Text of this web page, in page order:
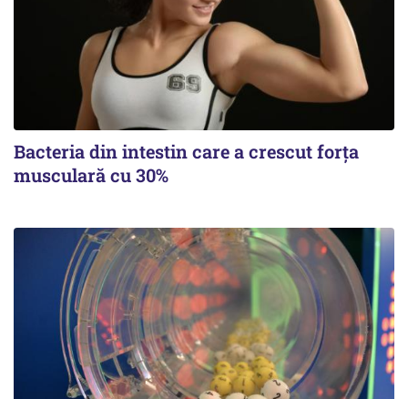
Bacteria din intestin care a crescut forța
musculară cu 30%